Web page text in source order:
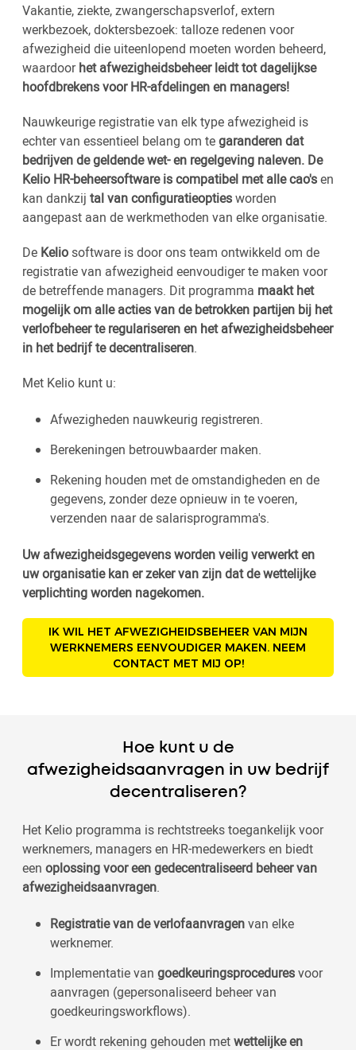
Vakantie, ziekte, zwangerschapsverlof, extern
werkbezoek, doktersbezoek: talloze redenen voor
afwezigheid die uiteenlopend moeten worden beheerd,
waardoorhet afwezigheidsbeheer leidt tot dagelijkse
hoofdbrekens voor HR-afdelingen en managers!
Nauwkeurige registratie van elk type afwezigheid is
echter van essentieel belang om tegaranderen dat
bedrijven de geldende wet- en regelgeving naleven. De
Kelio HR-beheersoftware is compatibel met alle cao'sen
kan dankzij tal van configuratieoptiesworden
aangepast aan de werkmethoden van elke organisatie.
De Keliosoftware is door ons team ontwikkeld om de
registratie van afwezigheid eenvoudiger te maken voor
de betreffende managers. Dit programma maakt het
mogelijk om alle acties van de betrokken partijen bij het
verlofbeheer te regulariseren en het afwezigheidsbeheer
in het bedrijf te decentraliseren.
Met Kelio kunt u:
Afwezigheden nauwkeurig registreren.
Berekeningen betrouwbaarder maken.
Rekening houden met de omstandigheden en de
gegevens, zonder deze opnieuw in te voeren,
verzenden naar de salarisprogramma's.
Uw afwezigheidsgegevens worden veilig verwerkt en
uw organisatie kan er zeker van zijn dat de wettelijke
verplichting worden nagekomen.
IK WIL HET AFWEZIGHEIDSBEHEER VAN MIJN
WERKNEMERS EENVOUDIGER MAKEN. NEEM
CONTACT MET MIJ OP!
Hoe kunt u de
afwezigheidsaanvragen in uw bedrijf
decentraliseren?
Het Kelio programma is rechtstreeks toegankelijk voor
werknemers, managers en HR-medewerkers en biedt
een oplossing voor een gedecentraliseerd beheer van
afwezigheidsaanvragen.
Registratie van de verlofaanvragenvan elke
werknemer.
Implementatie van goedkeuringsproceduresvoor
aanvragen (gepersonaliseerd beheer van
goedkeuringsworkflows).
Er wordt rekening gehouden metwettelijke en